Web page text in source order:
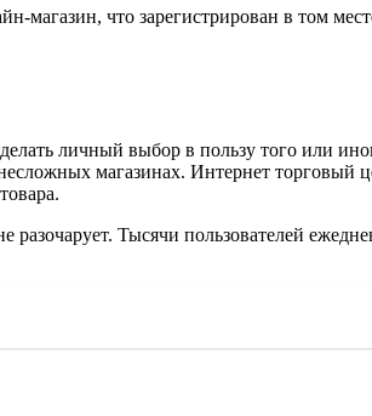
магазин, что зарегистрирован в том
личный выбор в пользу того или
магазинах. Интернет торговый
Тысячи пользователей